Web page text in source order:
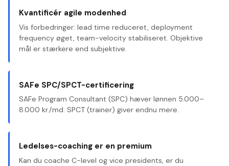
Kvantificér agile modenhed
Vis forbedringer: lead time reduceret, deployment
frequency øget, team-velocity stabiliseret. Objektive
mål er stærkere end subjektive.
SAFe SPC/SPCT-certificering
SAFe Program Consultant (SPC) hæver lønnen 5.000–
8.000 kr./md. SPCT (trainer) giver endnu mere.
Ledelses-coaching er en premium
Kan du coache C-level og vice presidents, er du